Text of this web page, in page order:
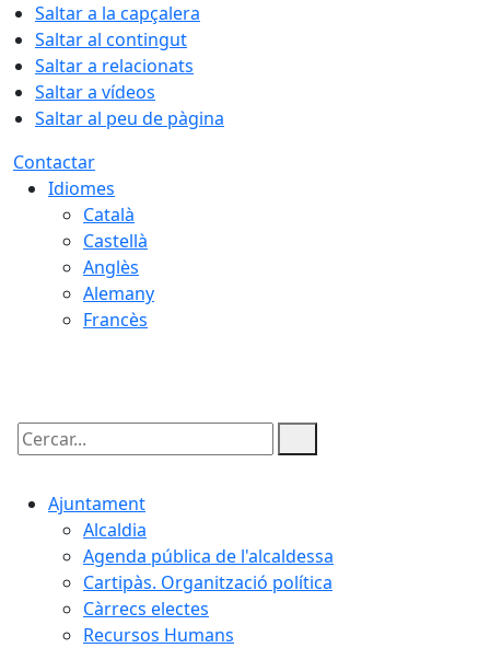
Saltar a la capçalera
Saltar al contingut
Saltar a relacionats
Saltar a vídeos
Saltar al peu de pàgina
Contactar
Idiomes
Català
Castellà
Anglès
Alemany
Francès
Cercar:
Ajuntament
Alcaldia
Agenda pública de l'alcaldessa
Cartipàs. Organització política
Càrrecs electes
Recursos Humans